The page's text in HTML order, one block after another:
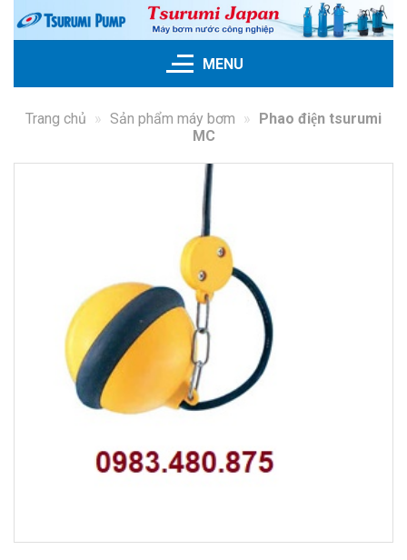
Skip
MENU
Trang chủ » Sản phẩm máy bơm » Phao điện tsurumi
MC